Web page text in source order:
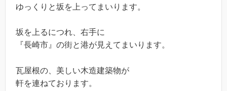
ゆっくりと坂を上ってまいります。
坂を上るにつれ、右手に
『長崎市』の街と港が見えてまいります。
瓦屋根の、美しい木造建築物が
軒を連ねております。